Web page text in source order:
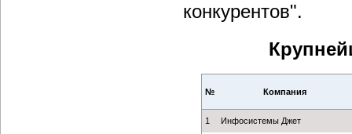
конкурентов".
№ Компания
1 Инфосистемы Джет